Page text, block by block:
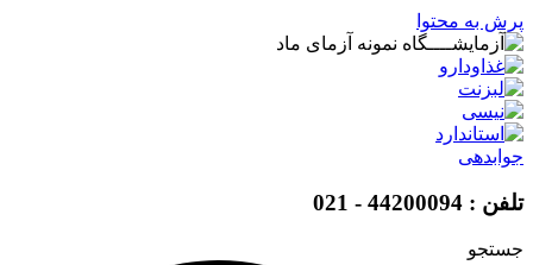
پرش به محتوا
جوابدهی
تلفن : 44200094 - 021
جستجو